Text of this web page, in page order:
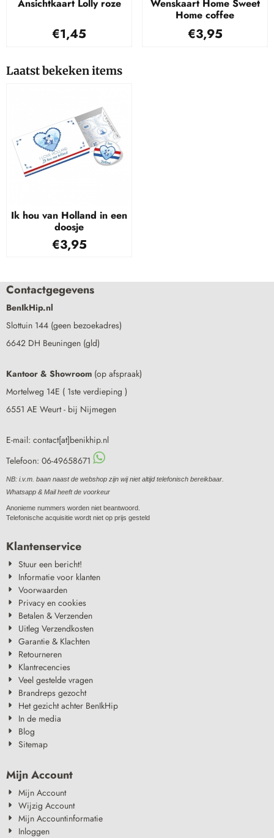
Ansichtkaart Lolly roze
Prijs: 1,45
€1,45
Wenskaart Home Sweet
Home coffee
Prijs: 3,95
€3,95
Laatst bekeken items
Ik hou van Holland in een
doosje
€3,95
Contactgegevens
BenIkHip.nl
Slottuin 144 (geen bezoekadres)
6642 DH Beuningen (gld)
Kantoor & Showroom (op afspraak)
Mortelweg 14E ( 1ste verdieping )
6551 AE Weurt - bij Nijmegen
E-mail: contact[at]benikhip.nl
Telefoon: 06-49658671
NB: i.v.m. baan naast de webshop zijn wij niet altijd telefonisch bereikbaar.
Whatsapp & Mail heeft de voorkeur
Anonieme nummers worden niet beantwoord.
Telefonische acquisitie wordt niet op prijs gesteld
Klantenservice
Stuur een bericht!
Informatie voor klanten
Voorwaarden
Privacy en cookies
Betalen & Verzenden
Uitleg Verzendkosten
Garantie & Klachten
Retourneren
Klantrecencies
Veel gestelde vragen
Brandreps gezocht
Het gezicht achter BenIkHip
In de media
Blog
Sitemap
Mijn Account
Mijn Account
Wijzig Account
Mijn Accountinformatie
Inloggen